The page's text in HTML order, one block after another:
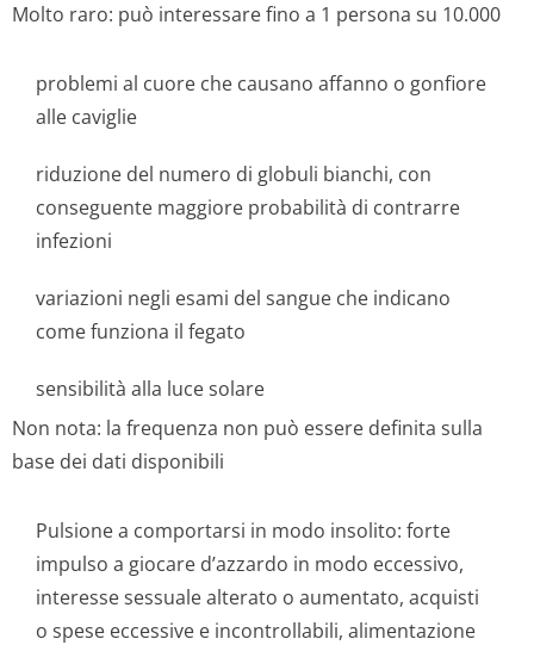
Molto raro: può interessare fino a 1 persona su 10.000
problemi al cuore che causano affanno o gonfiore
alle caviglie
riduzione del numero di globuli bianchi, con
conseguente maggiore probabilità di contrarre
infezioni
variazioni negli esami del sangue che indicano
come funziona il fegato
sensibilità alla luce solare
Non nota: la frequenza non può essere definita sulla
base dei dati disponibili
Pulsione a comportarsi in modo insolito: forte
impulso a giocare d’azzardo in modo eccessivo,
interesse sessuale alterato o aumentato, acquisti
o spese eccessive e incontrollabili, alimentazione